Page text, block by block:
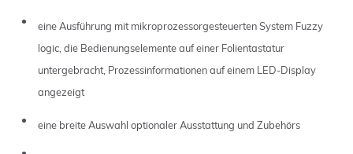
eine Ausführung mit mikroprozessorgesteuerten System Fuzzy
logic, die Bedienungselemente auf einer Folientastatur
untergebracht, Prozessinformationen auf einem LED-Display
angezeigt
eine breite Auswahl optionaler Ausstattung und Zubehörs